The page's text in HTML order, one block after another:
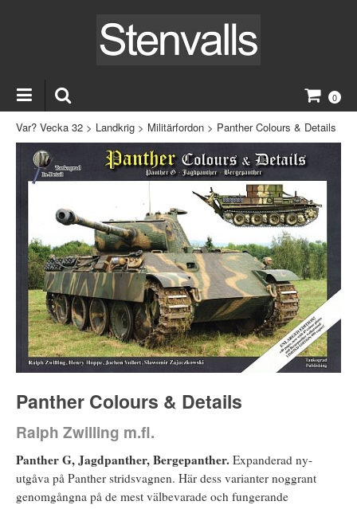
0
Var? Vecka 32 > Landkrig > Militärfordon > Panther Colours & Details
Panther Colours & Details
Ralph Zwilling m.fl.
Panther G, Jagdpanther, Bergepanther. Expanderad ny-
utgåva på Panther stridsvagnen. Här dess varianter noggrant
genomgångna på de mest välbevarade och fungerande